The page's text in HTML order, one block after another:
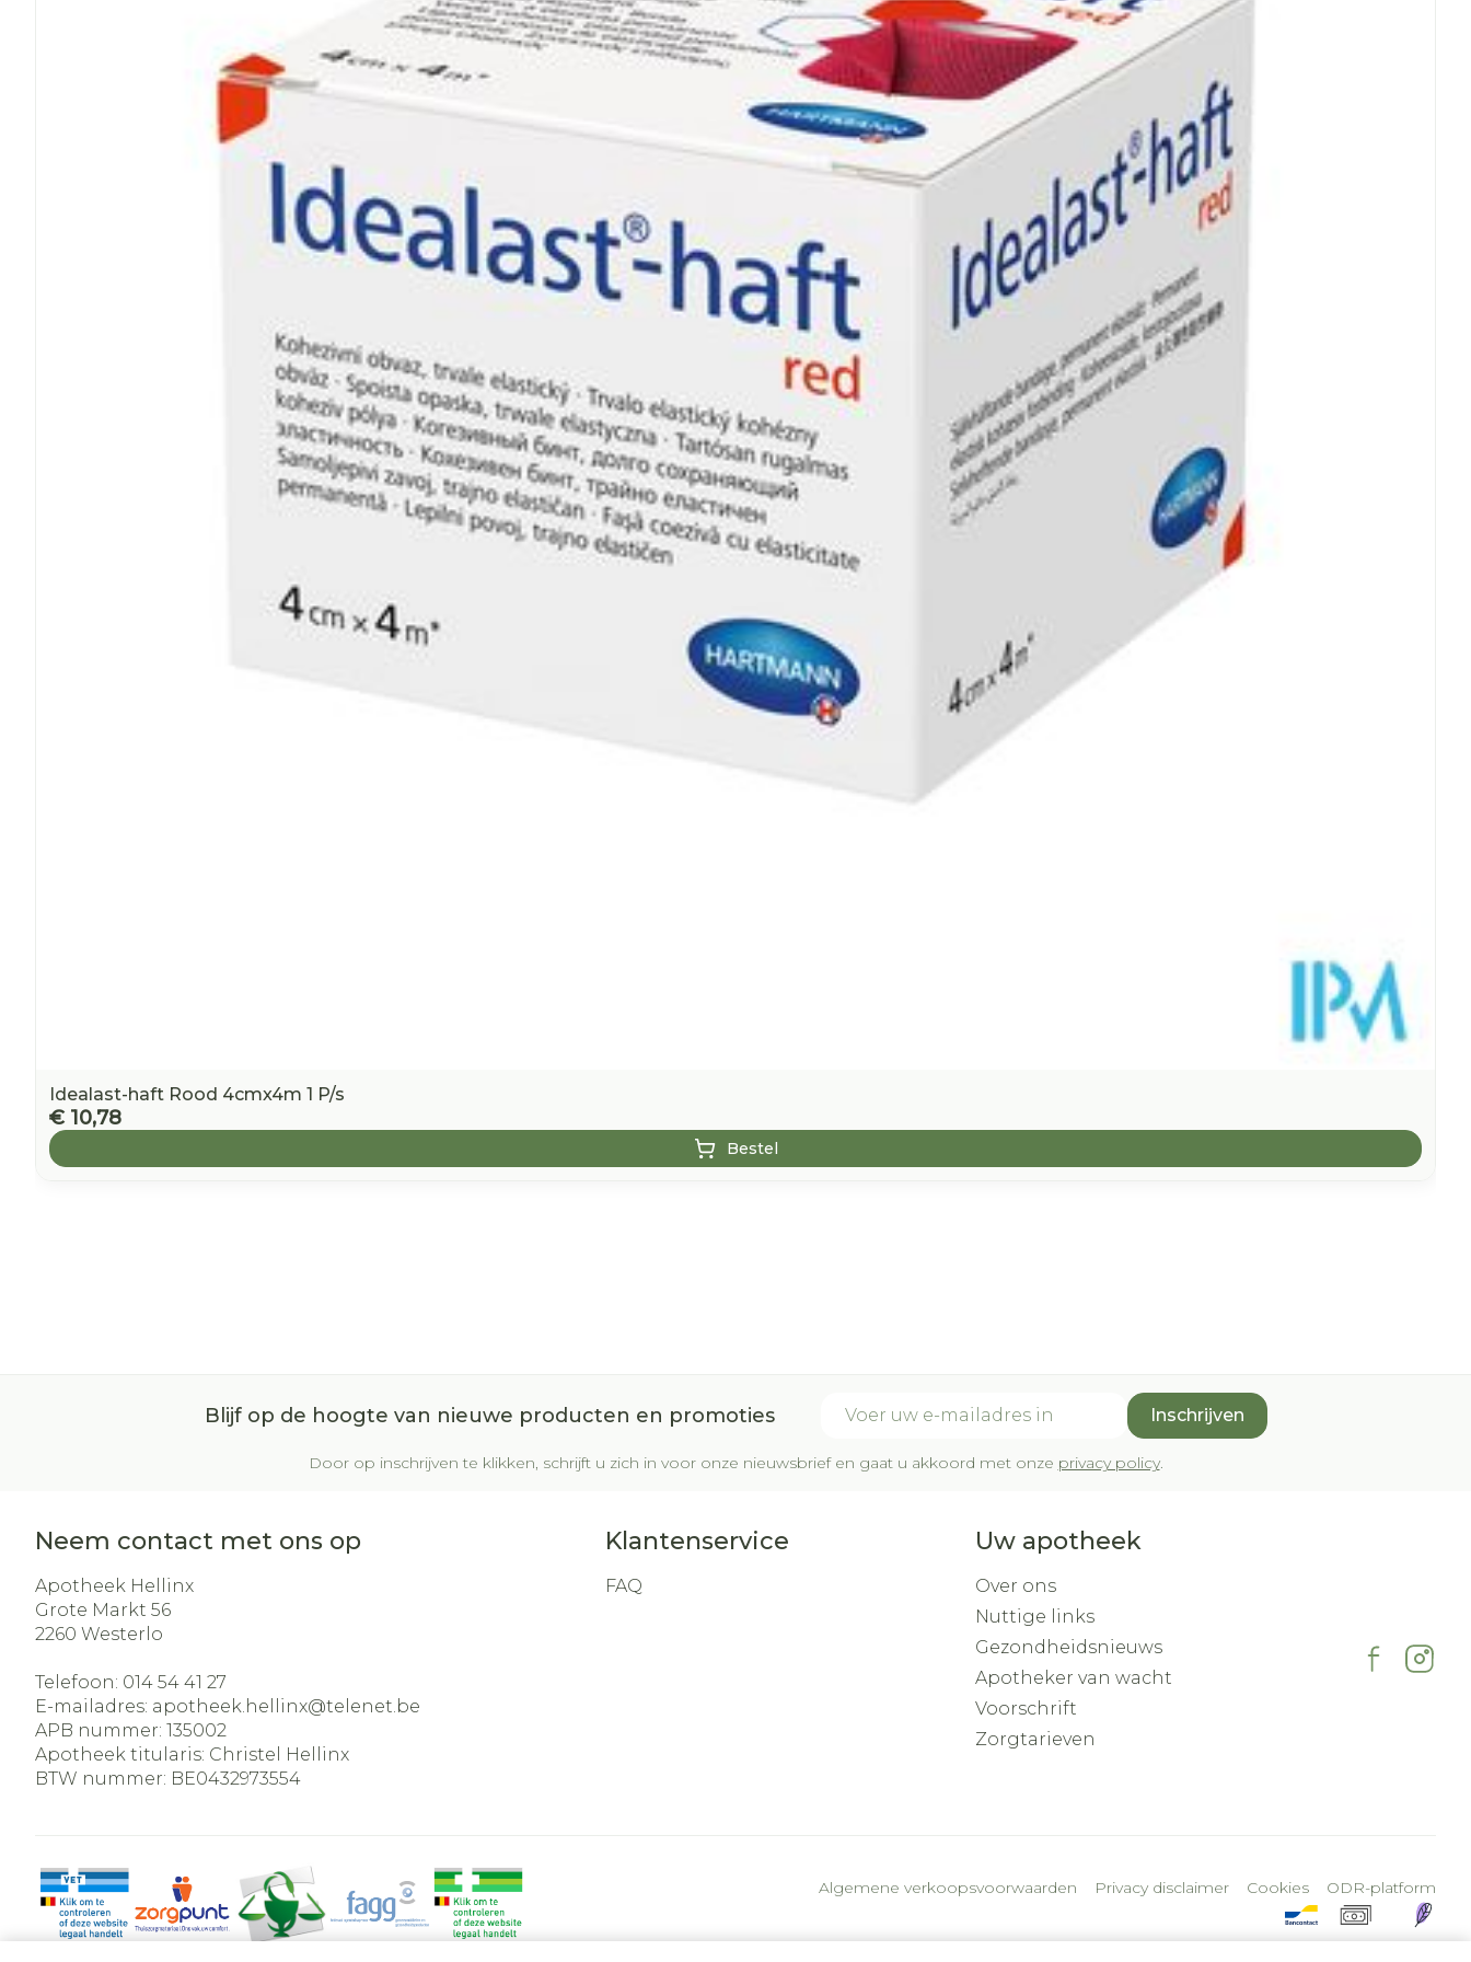
Idealast-haft Rood 4cmx4m 1 P/s
€ 10,78
Bestel
Blijf op de hoogte van nieuwe producten en promoties Inschrijven
Door op inschrijven te klikken, schrijft u zich in voor onze nieuwsbrief en gaat u akkoord met onze privacy policy.
Neem contact met ons op
Apotheek Hellinx
Grote Markt 56
2260 Westerlo
Telefoon: 014 54 41 27
E-mailadres: apotheek.hellinx@telenet.be
APB nummer: 135002
Apotheek titularis: Christel Hellinx
BTW nummer: BE0432973554
Klantenservice
FAQ
Uw apotheek
Over ons
Nuttige links
Gezondheidsnieuws
Apotheker van wacht
Voorschrift
Zorgtarieven
Algemene verkoopsvoorwaarden Privacy disclaimer Cookies ODR-platform